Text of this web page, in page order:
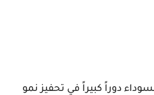
دوراً كبيراً في تحفيز نمو